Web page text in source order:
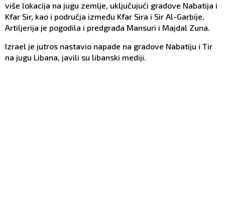
više lokacija na jugu zemlje, uključujući gradove Nabatija i
Kfar Sir, kao i područja između Kfar Sira i Sir Al-Garbije.
Artiljerija je pogodila i predgrađa Mansuri i Majdal Zuna.
Izrael je jutros nastavio napade na gradove Nabatiju i Tir
na jugu Libana, javili su libanski mediji.